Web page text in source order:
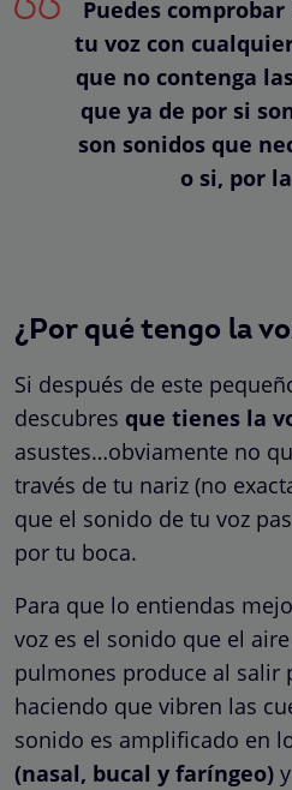
Puedes
tu voz con
que no contenga
que ya de por si
son sonidos que
o si, por
¿Por qué tengo la
Si después de este
descubres que tienes la
asustes…obviamente no
través de tu nariz (no
que el sonido de tu voz
por tu boca.
Para que lo entiendas
voz es el sonido que el
pulmones produce al salir
haciendo que vibren las
sonido es amplificado en
(nasal, bucal y faríngeo)